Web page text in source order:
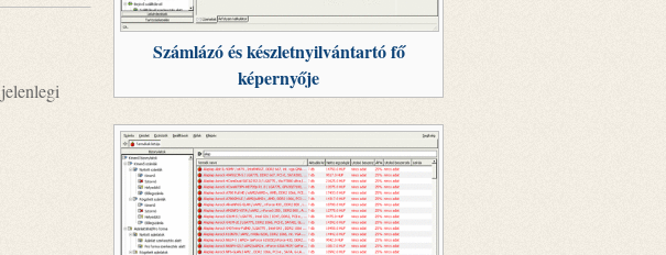
jelenlegi
Számlázó és készletnyilvántartó fő
képernyője